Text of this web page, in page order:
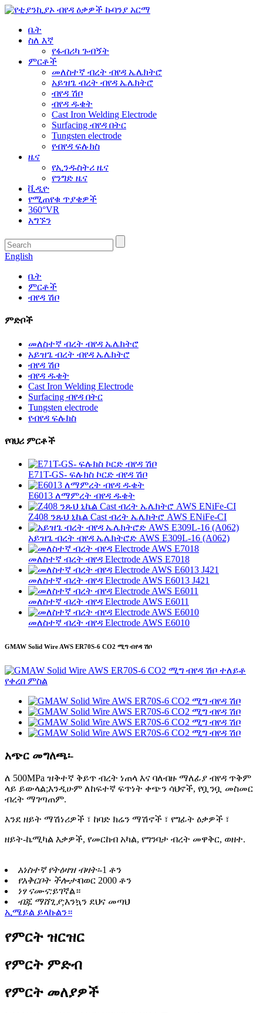
ቤት
ስለ እኛ
የፋብሪካ ጉብኝት
ምርቶች
መለስተኛ ብረት ብየዳ ኤሌክትሮ
አይዝጌ ብረት ብየዳ ኤሌክትሮ
ብየዳ ሽቦ
ብየዳ ዱቄት
Cast Iron Welding Electrode
Surfacing ብየዳ በትር
Tungsten electrode
የብየዳ ፍሉክስ
ዜና
የኢንዱስትሪ ዜና
የንግድ ዜና
ቪዲዮ
የሚጠየቁ ጥያቄዎች
360°VR
አግኙን
English
ቤት
ምርቶች
ብየዳ ሽቦ
ምድቦች
መለስተኛ ብረት ብየዳ ኤሌክትሮ
አይዝጌ ብረት ብየዳ ኤሌክትሮ
ብየዳ ሽቦ
ብየዳ ዱቄት
Cast Iron Welding Electrode
Surfacing ብየዳ በትር
Tungsten electrode
የብየዳ ፍሉክስ
የባህሪ ምርቶች
E71T-GS- ፍሉክስ ኮርድ ብየዳ ሽቦ
E6013 ለማምረት ብየዳ ዱቄት
Z408 ንጹህ ኒኬል Cast ብረት ኤሌክትሮ AWS ENiFe-CI
አይዝጌ ብረት ብየዳ ኤሌክትሮድ AWS E309L-16 (A062)
መለስተኛ ብረት ብየዳ Electrode AWS E7018
መለስተኛ ብረት ብየዳ Electrode AWS E6013 J421
መለስተኛ ብረት ብየዳ Electrode AWS E6011
መለስተኛ ብረት ብየዳ Electrode AWS E6010
GMAW Solid Wire AWS ER70S-6 CO2 ሚግ ብየዳ ሽቦ
አጭር መግለጫ፡-
ለ 500MPa ዝቅተኛ ቅይጥ ብረት ነጠላ እና ባለብዙ ማለፊያ ብየዳ ጥቅም
ላይ ይውላል;እንዲሁም ለከፍተኛ ፍጥነት ቀጭን ሳህኖች, የቧንቧ መስመር
ብረት ማገጣጠም.
እንደ ዘይት ማሽነሪዎች ፣ ከባድ ክሬን ማሽኖች ፣ የግፊት ዕቃዎች ፣
ዘይት-ኬሚካል እቃዎች, የመርከብ አካል, የግንባታ ብረት መዋቅር, ወዘተ.
አነስተኛ የትዕዛዝ ብዛት፡-1 ቶን
የአቅርቦት ችሎታ፡በወር 2000 ቶን
ነፃ ናሙና:ይገኛል።
ብጁ ማሸጊያ;እንኳን ደህና መጣህ
ኢሜይል ይላኩልን።
የምርት ዝርዝር
የምርት ምድብ
የምርት መለያዎች